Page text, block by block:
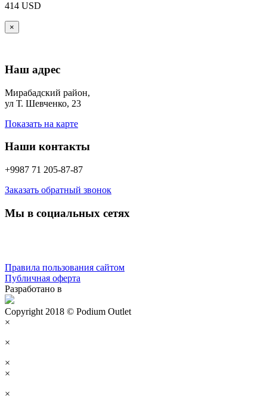
414 USD
×
Наш адрес
Мирабадский район,
ул Т. Шевченко, 23
Показать на карте
Наши контакты
+9987 71 205-87-87
Заказать обратный звонок
Мы в социальных сетях
Правила пользования сайтом
Публичная оферта
Разработано в
Copyright 2018 © Podium Outlet
×
×
×
×
×